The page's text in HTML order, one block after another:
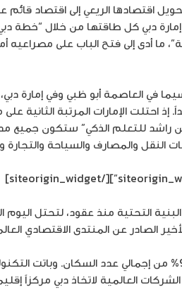
اقتصادها الريعي إلى اقتصاد
“الحكومة الذكية”، ما أدى إلى فتح الباب
في العاصمة أبو ظبي وفي إمارة
إذ احتلت الإمارات المرتبة
النقل والمصارف والسياحة
[/siteorigin_widget]
التحتية منذ عقود، لتحتل
الصادر عن المنتدى الاقتصادي
وبلغت نسبة استخدام الانترنت في الإمارات 99% من
العالمية لاتخاذ دبي مركزاً